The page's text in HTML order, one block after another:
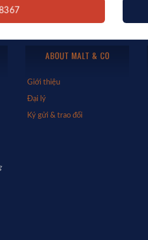
ABOUT MALT & CO
Giới thiệu
Đại lý
Ký gửi & trao đổi